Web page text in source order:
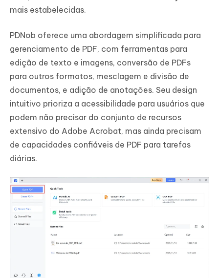
mais estabelecidas.
PDNob oferece uma abordagem simplificada para
gerenciamento de PDF, com ferramentas para
edição de texto e imagens, conversão de PDFs
para outros formatos, mesclagem e divisão de
documentos, e adição de anotações. Seu design
intuitivo prioriza a acessibilidade para usuários que
podem não precisar do conjunto de recursos
extensivo do Adobe Acrobat, mas ainda precisam
de capacidades confiáveis de PDF para tarefas
diárias.